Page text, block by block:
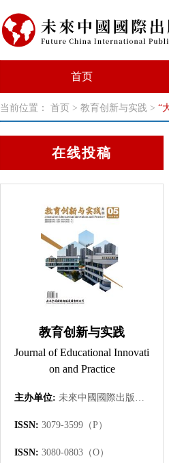
首页
当前位置： 首页 > 教育创新与实践 > “
在线投稿
教育创新与实践
Journal of Educational Innovati
on and Practice
主办单位: 未來中國國際出版集團有限公司
ISSN: 3079-3599（P）
ISSN: 3080-0803（O）